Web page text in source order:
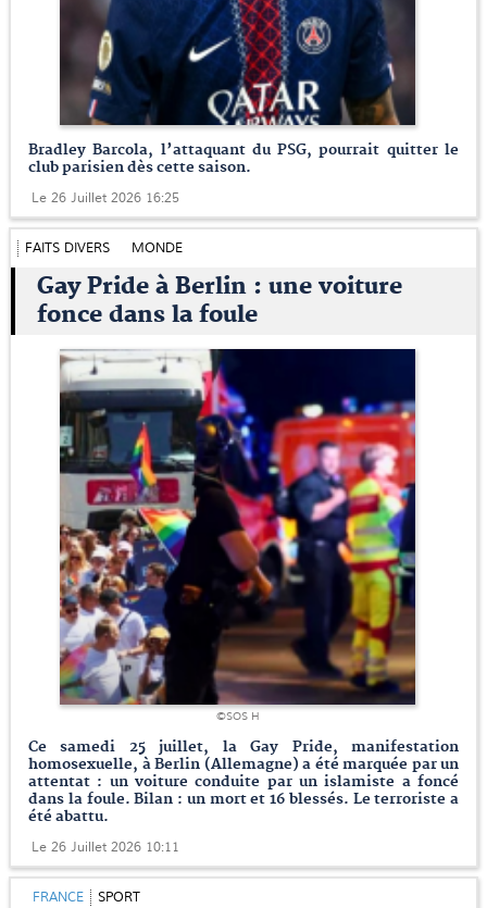
Bradley Barcola, l’attaquant du PSG, pourrait quitter le
club parisien dès cette saison.
Le 26 Juillet 2026 16:25
FAITS DIVERS MONDE
Gay Pride à Berlin : une voiture
fonce dans la foule
©SOS H
Ce samedi 25 juillet, la Gay Pride, manifestation
homosexuelle, à Berlin (Allemagne) a été marquée par un
attentat : un voiture conduite par un islamiste a foncé
dans la foule. Bilan : un mort et 16 blessés. Le terroriste a
été abattu.
Le 26 Juillet 2026 10:11
FRANCE SPORT